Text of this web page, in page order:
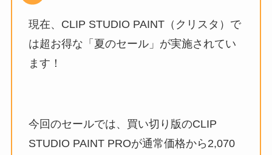
現在、CLIP STUDIO PAINT（クリスタ）で
は超お得な「夏のセール」が実施されてい
ます！
今回のセールでは、買い切り版のCLIP
STUDIO PAINT PROが通常価格から2,070